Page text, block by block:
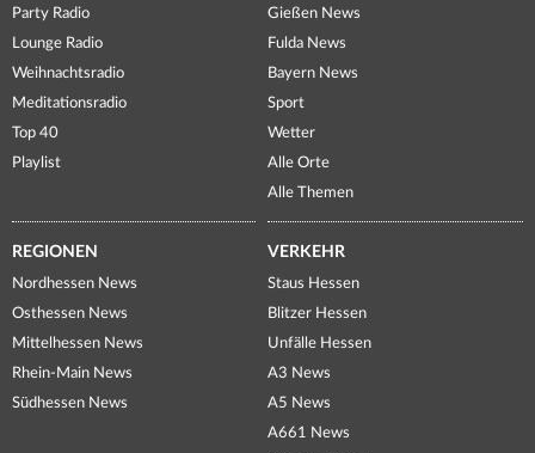
Party Radio
Lounge Radio
Weihnachtsradio
Meditationsradio
Top 40
Playlist
Gießen News
Fulda News
Bayern News
Sport
Wetter
Alle Orte
Alle Themen
REGIONEN
Nordhessen News
Osthessen News
Mittelhessen News
Rhein-Main News
Südhessen News
VERKEHR
Staus Hessen
Blitzer Hessen
Unfälle Hessen
A3 News
A5 News
A661 News